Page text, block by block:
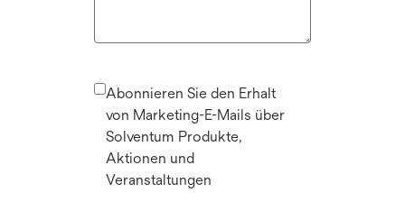
Abonnieren Sie den Erhalt
von Marketing-E-Mails über
Solventum Produkte,
Aktionen und
Veranstaltungen